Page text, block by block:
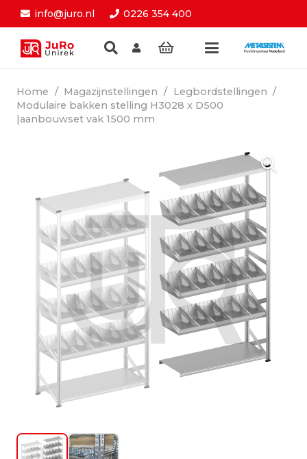
info@juro.nl 0226 354 400
Home / Magazijnstellingen / Legbordstellingen /
Modulaire bakken stelling H3028 x D500
|aanbouwset vak 1500 mm